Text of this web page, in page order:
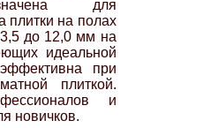
для
плитки на полах
до 12,0 мм на
идеальной
при
плиткой.
и
новичков.